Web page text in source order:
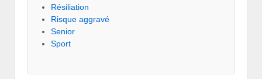
Résiliation
Risque aggravé
Senior
Sport